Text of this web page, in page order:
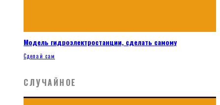
Модель гидроэлектростанции, сделать самому
Сделай сам
СЛУЧАЙНОЕ